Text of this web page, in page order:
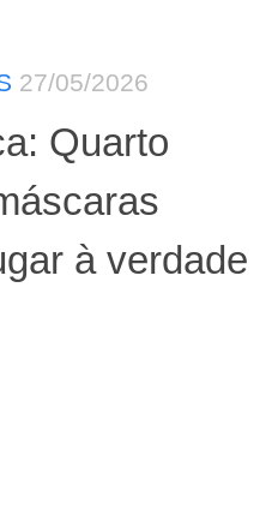
27/05/2026
Quarto
à verdade